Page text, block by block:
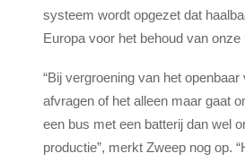
systeem wordt opgezet dat
Europa voor het behoud van onze
“Bij vergroening van het
afvragen of het alleen maar gaat
een bus met een batterij dan wel
productie”, merkt Zweep nog op.